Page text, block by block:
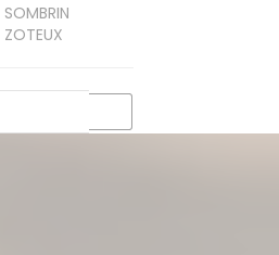
SOMBRIN
ZOTEUX